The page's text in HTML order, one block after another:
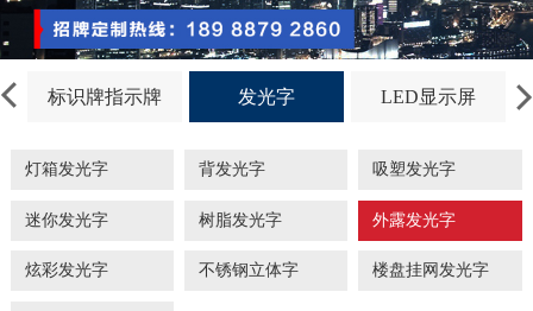
标识牌指示牌 发光字 LED显示屏
灯箱发光字 背发光字 吸塑发光字
迷你发光字 树脂发光字 外露发光字
炫彩发光字 不锈钢立体字 楼盘挂网发光字